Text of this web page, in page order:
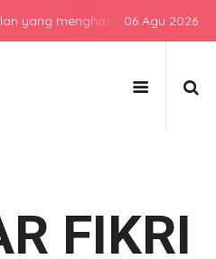
menghasilkan lulusan
06 Agu 2026
FIKRI